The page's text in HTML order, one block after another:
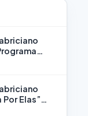
Elas”
a